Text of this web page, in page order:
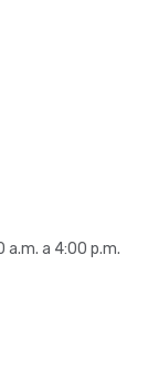
a.m. a 4:00 p.m.